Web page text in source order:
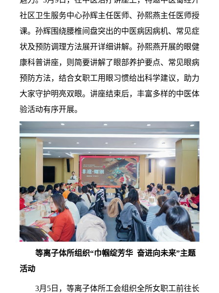
社区卫生服务中心孙辉主任医师、孙熙燕主任医师授
课。孙辉围绕腰椎间盘突出的中医病因病机、常见症
状及预防调理方法展开详细讲解。孙熙燕开展的眼健
康科普讲座，则简要讲解了眼部养护要点、常见眼病
预防方法，结合女职工用眼习惯给出科学建议，助力
大家守护明亮双眼。讲座结束后，丰富多样的中医体
验活动有序开展。
等离子体所组织“巾帼绽芳华 奋进向未来”主题
活动
3月5日，等离子体所工会组织全所女职工前往长